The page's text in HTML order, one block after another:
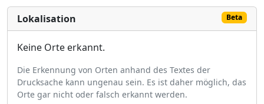
Lokalisation Beta
Keine Orte erkannt.
Die Erkennung von Orten anhand des Textes der
Drucksache kann ungenau sein. Es ist daher möglich, das
Orte gar nicht oder falsch erkannt werden.